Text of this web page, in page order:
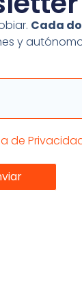
con
de
ser una
son
pretende.
” también
El
un
se
Cada
y
de